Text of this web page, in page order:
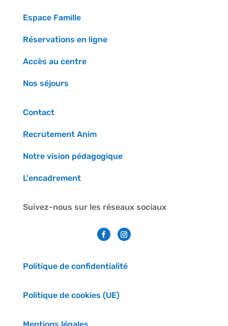
Espace Famille
Réservations en ligne
Accès au centre
Nos séjours
Contact
Recrutement Anim
Notre vision pédagogique
L'encadrement
Suivez-nous sur les réseaux sociaux
Politique de confidentialité
Politique de cookies (UE)